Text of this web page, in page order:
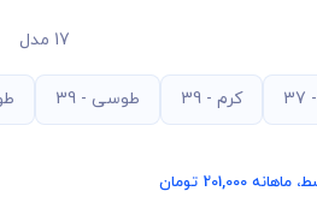
17 مدل
کرم - 39 طوسی - 39